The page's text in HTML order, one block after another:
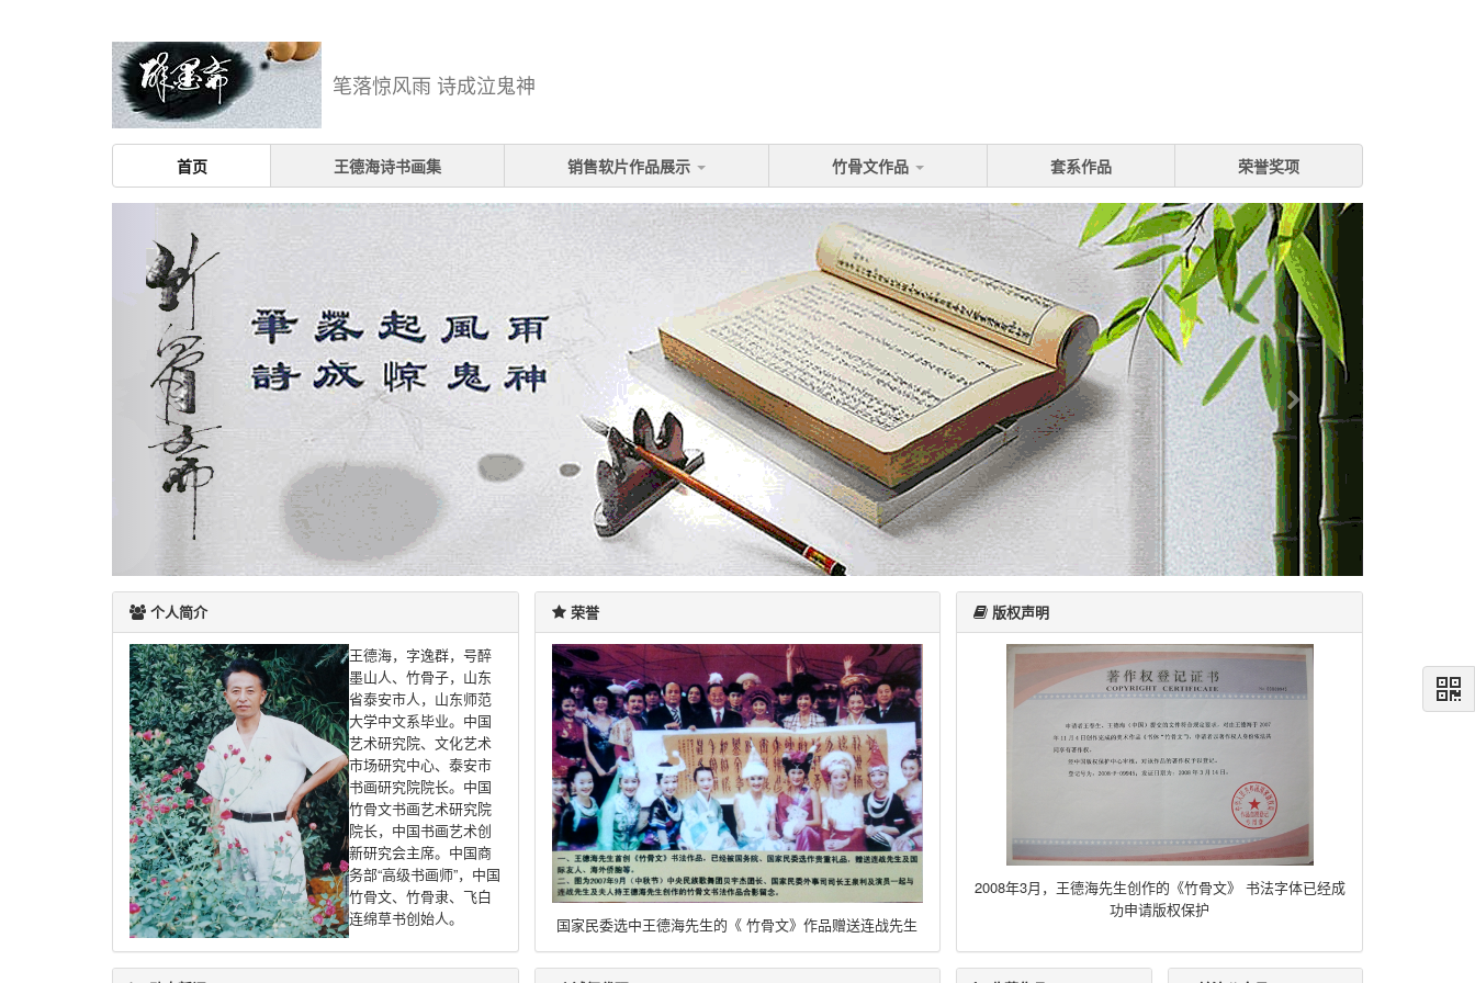
笔落惊风雨 诗成泣鬼神
首页 王德海诗书画集 销售软片作品展示 竹骨文作品 套系作品 荣誉奖项
个人简介
王德海，字逸群，号醉
墨山人、竹骨子，山东
省泰安市人，山东师范
大学中文系毕业。中国
艺术研究院、文化艺术
市场研究中心、泰安市
书画研究院院长。中国
竹骨文书画艺术研究院
院长，中国书画艺术创
新研究会主席。中国商
务部“高级书画师”，中国
竹骨文、竹骨隶、飞白
连绵草书创始人。
荣誉
国家民委选中王德海先生的《 竹骨文》作品赠送连战先生
版权声明
2008年3月，王德海先生创作的《竹骨文》 书法字体已经成
功申请版权保护